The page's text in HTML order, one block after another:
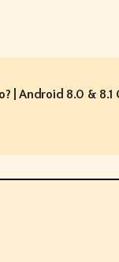
| Android 8.0 & 8.1